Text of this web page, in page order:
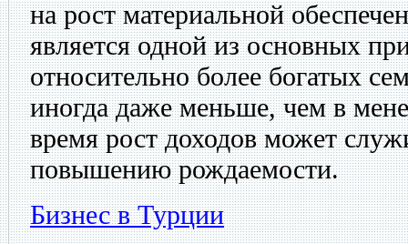
на рост материальной
является одной из основных
относительно более богатых
иногда даже меньше, чем в
время рост доходов может
повышению рождаемости.
Бизнес в Турции